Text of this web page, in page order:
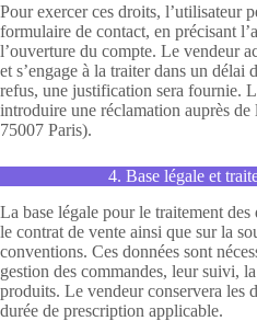
Pour exercer ces droits, l’utilisateur
formulaire de contact, en précisant
l’ouverture du compte. Le vendeur
et s’engage à la traiter dans un délai
refus, une justification sera fournie.
introduire une réclamation auprès
75007 Paris).
4. Base légale et
La base légale pour le traitement des
le contrat de vente ainsi que sur la
conventions. Ces données sont
gestion des commandes, leur suivi,
produits. Le vendeur conservera les
durée de prescription applicable.